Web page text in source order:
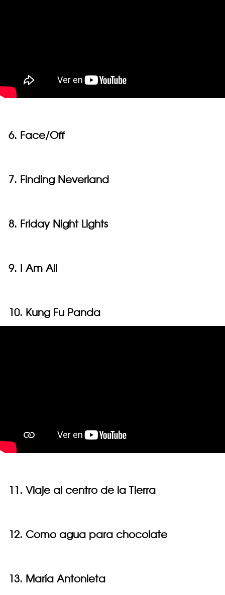
6. Face/Off
7. Finding Neverland
8. Friday Night Lights
9. I Am Ali
10. Kung Fu Panda
11. Viaje al centro de la Tierra
12. Como agua para chocolate
13. María Antonieta